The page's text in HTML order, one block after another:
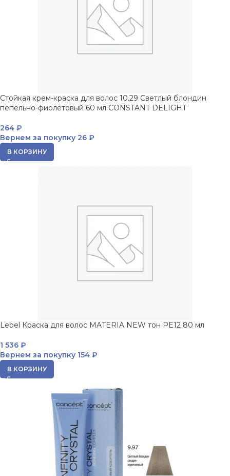
Стойкая крем-краска для волос 10.29 Светлый блондин
пепельно-фиолетовый 60 мл CONSTANT DELIGHT
264 ₽
Вернем за покупку 26 ₽
В КОРЗИНУ
Lebel Краска для волос MATERIA NEW тон PE12 80 мл
1 536 ₽
Вернем за покупку 154 ₽
В КОРЗИНУ